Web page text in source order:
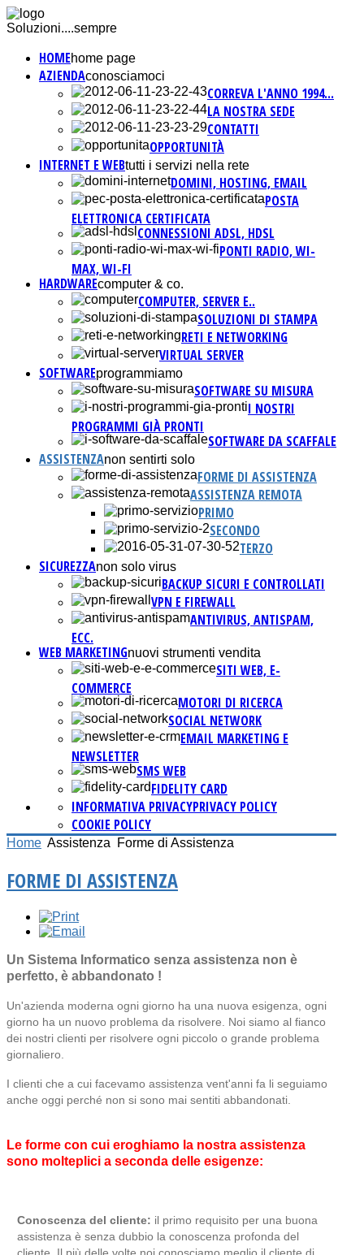
Soluzioni....sempre
HOMEhome page
AZIENDAconosciamoci
CORREVA L'ANNO 1994...
LA NOSTRA SEDE
CONTATTI
OPPORTUNITÀ
INTERNET E WEBtutti i servizi nella rete
DOMINI, HOSTING, EMAIL
POSTA
ELETTRONICA CERTIFICATA
CONNESSIONI ADSL, HDSL
PONTI RADIO, WI-
MAX, WI-FI
HARDWAREcomputer & co.
COMPUTER, SERVER E..
SOLUZIONI DI STAMPA
RETI E NETWORKING
VIRTUAL SERVER
SOFTWAREprogrammiamo
SOFTWARE SU MISURA
I NOSTRI
PROGRAMMI GIÀ PRONTI
SOFTWARE DA SCAFFALE
ASSISTENZAnon sentirti solo
FORME DI ASSISTENZA
ASSISTENZA REMOTA
PRIMO
SECONDO
TERZO
SICUREZZAnon solo virus
BACKUP SICURI E CONTROLLATI
VPN E FIREWALL
ANTIVIRUS, ANTISPAM,
ECC.
WEB MARKETINGnuovi strumenti vendita
SITI WEB, E-
COMMERCE
MOTORI DI RICERCA
SOCIAL NETWORK
EMAIL MARKETING E
NEWSLETTER
SMS WEB
FIDELITY CARD
PRIVACY POLICY
INFORMATIVA PRIVACY
COOKIE POLICY
Home Assistenza Forme di Assistenza
FORME DI ASSISTENZA
Un Sistema Informatico senza assistenza non è
perfetto, è abbandonato !
Un'azienda moderna ogni giorno ha una nuova esigenza, ogni
giorno ha un nuovo problema da risolvere. Noi siamo al fianco
dei nostri clienti per risolvere ogni piccolo o grande problema
giornaliero.
I clienti che a cui facevamo assistenza vent'anni fa li seguiamo
anche oggi perché non si sono mai sentiti abbandonati.
Le forme con cui eroghiamo la nostra assistenza
sono molteplici a seconda delle esigenze:
Conoscenza del cliente: il primo requisito per una buona
assistenza è senza dubbio la conoscenza profonda del